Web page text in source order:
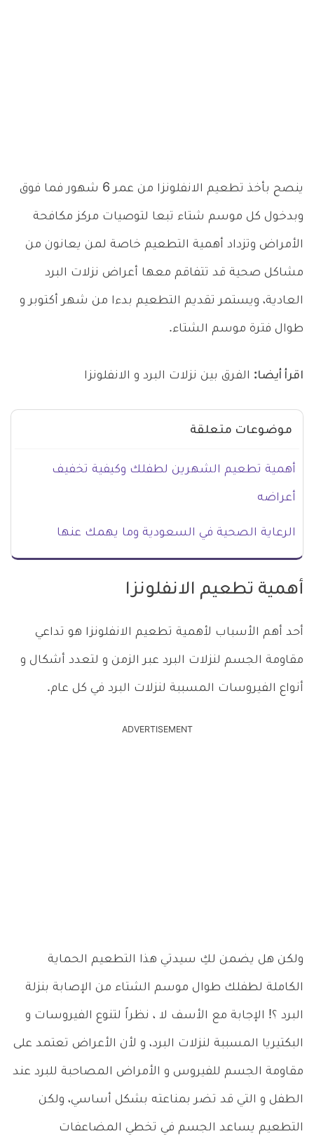
ينصح بأخذ تطعيم الانفلونزا من عمر 6 شهور فما فوق
وبدخول كل موسم شتاء تبعا لتوصيات مركز مكافحة
الأمراض وتزداد أهمية التطعيم خاصة لمن يعانون من
مشاكل صحية قد تتفاقم معها أعراض نزلات البرد
العادية، ويستمر تقديم التطعيم بدءا من شهر أكتوبر و
طوال فترة موسم الشتاء.
اقرأ أيضا: الفرق بين نزلات البرد و الانفلونزا
موضوعات متعلقة
أهمية تطعيم الشهرين لطفلك وكيفية تخفيف
أعراضه
الرعاية الصحية في السعودية وما يهمك عنها
أهمية تطعيم الانفلونزا
أحد أهم الأسباب لأهمية تطعيم الانفلونزا هو تداعي
مقاومة الجسم لنزلات البرد عبر الزمن و لتعدد أشكال و
أنواع الفيروسات المسببة لنزلات البرد في كل عام.
ADVERTISEMENT
ولكن هل يضمن لكِ سيدتي هذا التطعيم الحماية
الكاملة لطفلك طوال موسم الشتاء من الإصابة بنزلة
البرد ؟! الإجابة مع الأسف لا ، نظراً لتنوع الفيروسات و
البكتيريا المسببة لنزلات البرد، و لأن الأعراض تعتمد على
مقاومة الجسم للفيروس و الأمراض المصاحبة للبرد عند
الطفل و التي قد تضر بمناعته بشكل أساسي، ولكن
التطعيم يساعد الجسم في تخطي المضاعفات